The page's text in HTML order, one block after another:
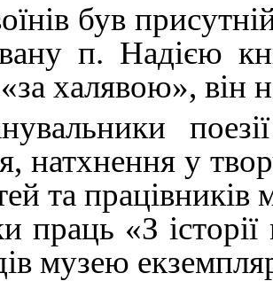
був
п. Надією
халявою», він
натхнення у
та
праць «З
музею